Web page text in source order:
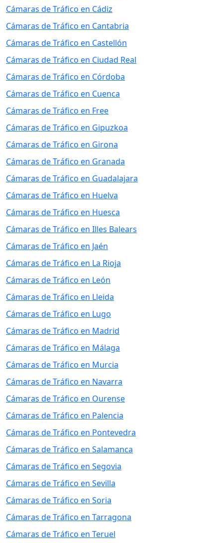
Cámaras de Tráfico en Cádiz
Cámaras de Tráfico en Cantabria
Cámaras de Tráfico en Castellón
Cámaras de Tráfico en Ciudad Real
Cámaras de Tráfico en Córdoba
Cámaras de Tráfico en Cuenca
Cámaras de Tráfico en Free
Cámaras de Tráfico en Gipuzkoa
Cámaras de Tráfico en Girona
Cámaras de Tráfico en Granada
Cámaras de Tráfico en Guadalajara
Cámaras de Tráfico en Huelva
Cámaras de Tráfico en Huesca
Cámaras de Tráfico en Illes Balears
Cámaras de Tráfico en Jaén
Cámaras de Tráfico en La Rioja
Cámaras de Tráfico en León
Cámaras de Tráfico en Lleida
Cámaras de Tráfico en Lugo
Cámaras de Tráfico en Madrid
Cámaras de Tráfico en Málaga
Cámaras de Tráfico en Murcia
Cámaras de Tráfico en Navarra
Cámaras de Tráfico en Ourense
Cámaras de Tráfico en Palencia
Cámaras de Tráfico en Pontevedra
Cámaras de Tráfico en Salamanca
Cámaras de Tráfico en Segovia
Cámaras de Tráfico en Sevilla
Cámaras de Tráfico en Soria
Cámaras de Tráfico en Tarragona
Cámaras de Tráfico en Teruel